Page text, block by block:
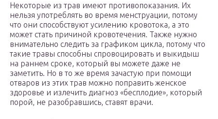
Некоторые из трав имеют противопоказания. Их
нельзя употреблять во время менструации, потому
что они способствуют усилению кровотока, а это
может стать причиной кровотечения. Также нужно
внимательно следить за графиком цикла, потому что
такие травы способны спровоцировать и выкидыш
на раннем сроке, который вы можете даже не
заметить. Но в то же время зачастую при помощи
отваров из этих трав можно поправить женское
здоровье и излечить диагноз «бесплодие», который
порой, не разобравшись, ставят врачи.